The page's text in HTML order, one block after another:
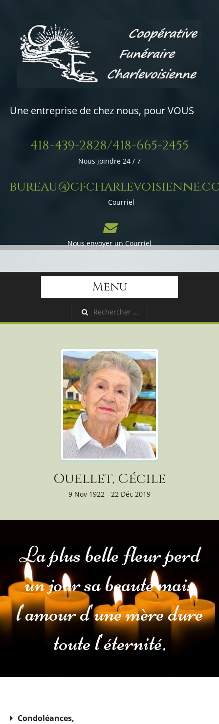
Une entreprise de chez nous, pour VOUS
418-439-2828/418-665-2455
Nous joindre 24 / 7
Courriel
Nous envoyer un Courriel
Menu
Ouellet, Cécile
9 Nov 1922 - 22 Déc 2019
La plus belle fleur perd
un jour sa beauté mais
l'amour d'une mère dure
toute l'éternité.
Condoléances,